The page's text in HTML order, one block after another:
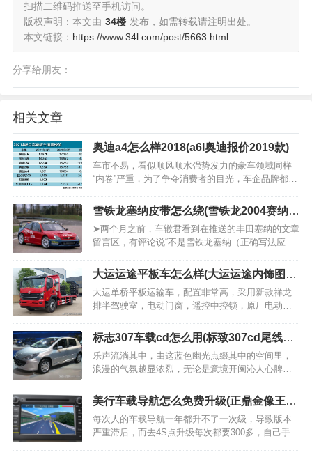
扫描二维码推送至手机访问。
版权声明：本文由 34楼 发布，如需转载请注明出处。
本文链接： https://www.34l.com/post/5663.html
分享给朋友：
相关文章
奥迪a4怎么样2018(a6l奥迪报价2019款)
车市不易，看似顺风顺水强势发力的豪车领域同样
“内卷”严重，为了争夺消费者的目光，车企品牌都拿
降价的，有全方位提升的，让排名榜单也变得格外
精彩，老面孔新朋友轮番上阵，可谓是你方唱罢我
登场。…
雪铁龙塞纳皮带怎么绕(雪铁龙2004赛纳多
少钱)
➤两个月之前，车辙君看到在推送的丰田塞纳的文章
留言区，有评论说“不是雪铁龙塞纳（正确写法应是
问题），差评”。当时一惊，居然还有人对这款停产
已久的车心心念，当时就萌发了要写一写雪铁龙赛
纳。只是一拖，…
大运运途平板车怎么样(大运运途内饰图
片)
大运单桥平板运输车，配置非常高，采用新款祥龙
排半驾驶室，电动门窗，遥控中控锁，原厂电动空
加热，隔热节能玻璃，LED行车灯，主驾气囊座
椅，点火保护，隐藏天线，遮阳罩，北斗行车记录
仪。多种轴距可以…
标志307车载cd怎么用(标致307cd尾线定
义)
乐声流淌其中，由这蓝色幽光点缀其中的空间里，
浪漫的气氛越显浓烈，无论是意境开阖沁人心脾的
在此境中浸泡出另一番别致的诗意。车主的标致307
已有多年历史，原车音响系统经常出现问题。…
美行车载导航怎么免费升级(正鼎金像王美
行导航)
每次人的车载导航一年都升不了一次级，导致版本
严重滞后，而去4S点升级每次都要300多，自己手动